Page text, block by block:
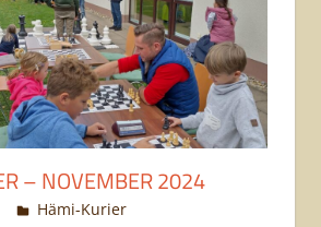
– NOVEMBER 2024
Andreas Schönknecht
Hämi-Kurier